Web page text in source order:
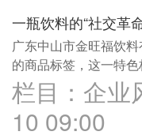
一瓶饮料的“社交革
广东中山市金旺福饮
的商品标签，这一特
栏目： 企业
10 09:00